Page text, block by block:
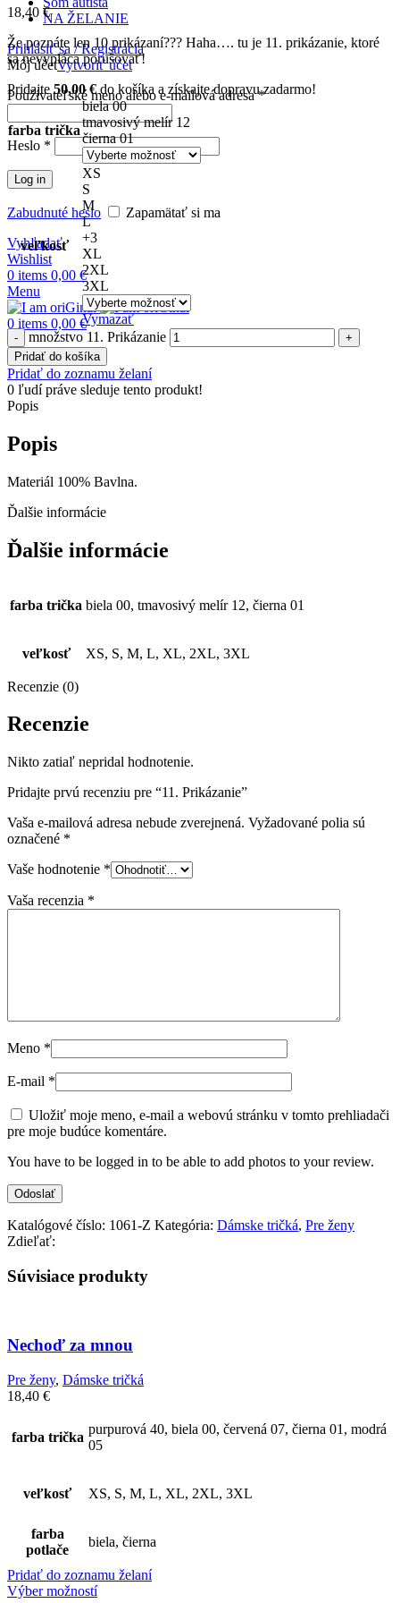
NA ŽELANIE
Prihlásiť sa / Registrácia
Môj účetVytvoriť účet
Používateľské meno alebo e-mailová adresa*
Heslo *
Log in
Zabudnuté heslo
Zapamätať si ma
Vyhľadať
Wishlist
0 items 0,00 €
Menu
0 items 0,00 €
18,40 €
Že poznáte len 10 prikázaní??? Haha…. tu je 11. prikázanie, ktoré
sa nevypláca porušovať!
Pridajte 50,00€ do košíka a získajte dopravu zadarmo!
farba trička
biela 00
tmavosivý melír 12
čierna 01
veľkosť
XS
S
M
L
+3
XL
2XL
3XL
Vymazať
množstvo 11. Prikázanie
Pridať do košíka
Pridať do zoznamu želaní
0 ľudí práve sleduje tento produkt!
Popis
Popis
Materiál 100% Bavlna.
Ďalšie informácie
Ďalšie informácie
farba trička biela 00, tmavosivý melír 12, čierna 01
veľkosť XS, S, M, L, XL, 2XL, 3XL
Recenzie (0)
Recenzie
Nikto zatiaľ nepridal hodnotenie.
Pridajte prvú recenziu pre “11. Prikázanie”
Vaša e-mailová adresa nebude zverejnená. Vyžadované polia sú
označené *
Vaše hodnotenie *
Vaša recenzia *
Meno *
E-mail *
Uložiť moje meno, e-mail a webovú stránku v tomto prehliadači
pre moje budúce komentáre.
You have to be logged in to be able to add photos to your review.
Katalógové číslo: 1061-Z Kategória: Dámske tričká, Pre ženy
Zdieľať:
Súvisiace produkty
Nechoď za mnou
Pre ženy, Dámske tričká
18,40 €
farba trička
purpurová 40, biela 00, červená 07, čierna 01, modrá
05
veľkosť XS, S, M, L, XL, 2XL, 3XL
farba
potlače
biela, čierna
Pridať do zoznamu želaní
Výber možností